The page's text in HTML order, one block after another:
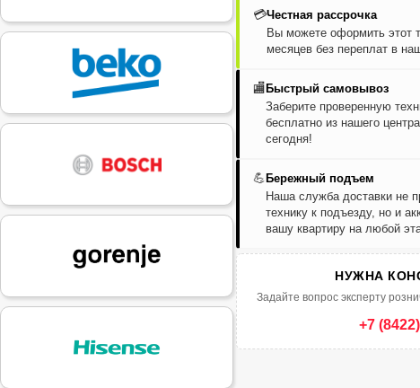
💳Честная рассрочка
Вы можете оформить этот
месяцев без переплат в
🏬 Быстрый самовывоз
Заберите проверенную
бесплатно из нашего
сегодня!
💪 Бережный подъем
Наша служба доставки не
технику к подъезду, но и
вашу квартиру на любой
НУЖНА
Задайте вопрос эксперту
+7